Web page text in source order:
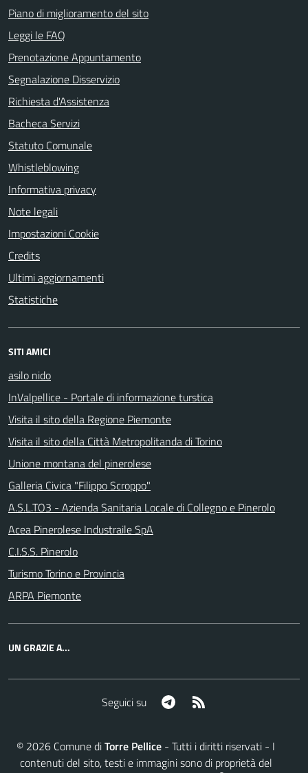
Piano di miglioramento del sito
Leggi le FAQ
Prenotazione Appuntamento
Segnalazione Disservizio
Richiesta d'Assistenza
Bacheca Servizi
Statuto Comunale
Whistleblowing
Informativa privacy
Note legali
Impostazioni Cookie
Credits
Ultimi aggiornamenti
Statistiche
SITI AMICI
asilo nido
InValpellice - Portale di informazione turstica
Visita il sito della Regione Piemonte
Visita il sito della Città Metropolitanda di Torino
Unione montana del pinerolese
Galleria Civica "Filippo Scroppo"
A.S.L.TO3 - Azienda Sanitaria Locale di Collegno e Pinerolo
Acea Pinerolese Industraile SpA
C.I.S.S. Pinerolo
Turismo Torino e Provincia
ARPA Piemonte
UN GRAZIE A...
Seguici su Telegram
© 2026 Comune diTorre Pellice - Tutti i diritti riservati - I
contenuti del sito, testi e immagini sono di proprietà del